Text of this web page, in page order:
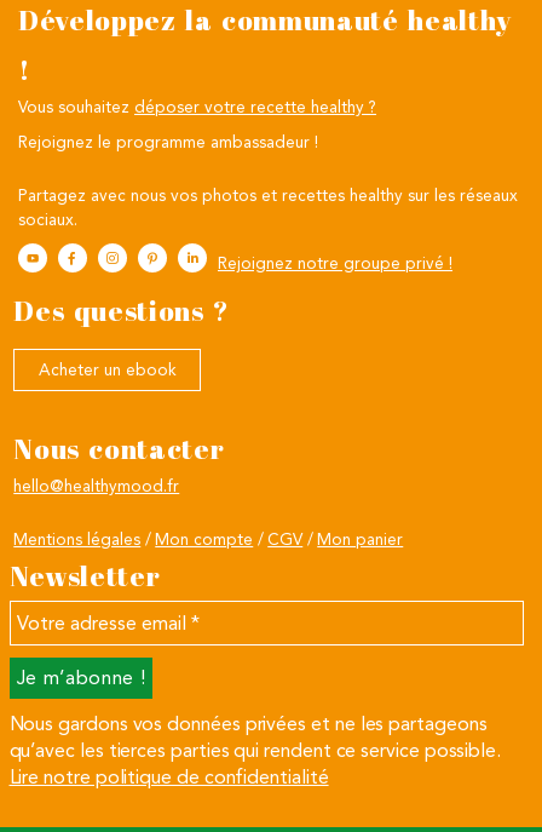
Développez la communauté healthy
!
Vous souhaitez déposer votre recette healthy ?
Rejoignez le programme ambassadeur !
Partagez avec nous vos photos et recettes healthy sur les réseaux
sociaux.
Rejoignez notre groupe privé !
Des questions ?
Acheter un ebook
Nous contacter
hello@healthymood.fr
Mentions légales Mon compte CGV Mon panier
Newsletter
Votre
adresse
email
Nous gardons vos données privées et ne les partageons
qu’avec les tierces parties qui rendent ce service possible.
Lire notre politique de confidentialité